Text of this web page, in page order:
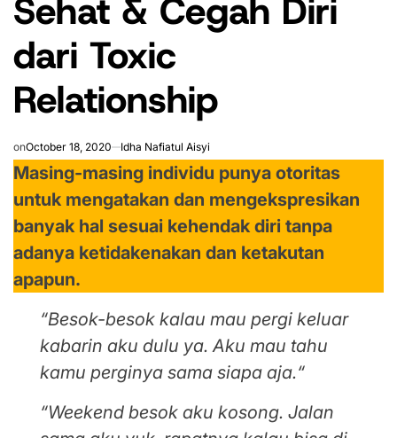
Sehat & Cegah Diri
dari Toxic
Relationship
onOctober 18, 2020 Idha Nafiatul Aisyi
Masing-masing individu punya otoritas
untuk mengatakan dan mengekspresikan
banyak hal sesuai kehendak diri tanpa
adanya ketidakenakan dan ketakutan
apapun.
“Besok-besok kalau mau pergi keluar
kabarin aku dulu ya. Aku mau tahu
kamu perginya sama siapa aja.“
“Weekend besok aku kosong. Jalan